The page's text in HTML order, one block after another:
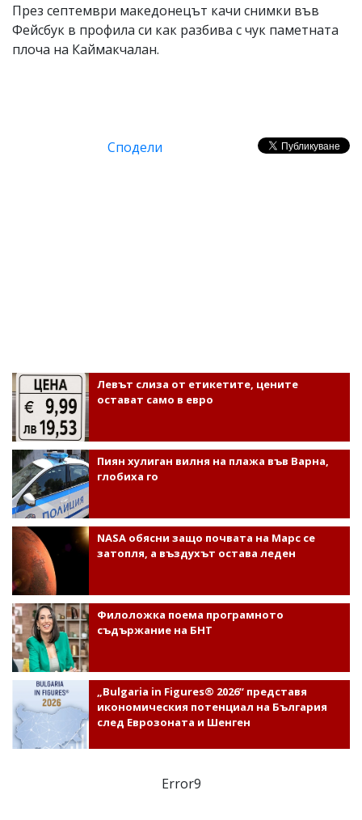
През септември македонецът качи снимки във
Фейсбук в профила си как разбива с чук паметната
плоча на Каймакчалан.
Сподели
Левът слиза от етикетите, цените
остават само в евро
Пиян хулиган вилня на плажа във Варна,
глобиха го
NASA обясни защо почвата на Марс се
затопля, а въздухът остава леден
Филоложка поема програмното
съдържание на БНТ
„Bulgaria in Figures® 2026“ представя
икономическия потенциал на България
след Еврозоната и Шенген
Error9